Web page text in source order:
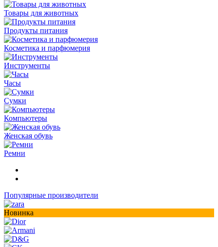
Товары для животных
Продукты питания
Косметика и парфюмерия
Инструменты
Часы
Сумки
Компьютеры
Женская обувь
Ремни
Популярные производители
Новинка